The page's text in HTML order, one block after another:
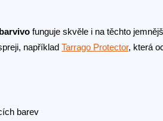
funguje skvěle i na těchto
například Tarrago Protector, která
barev